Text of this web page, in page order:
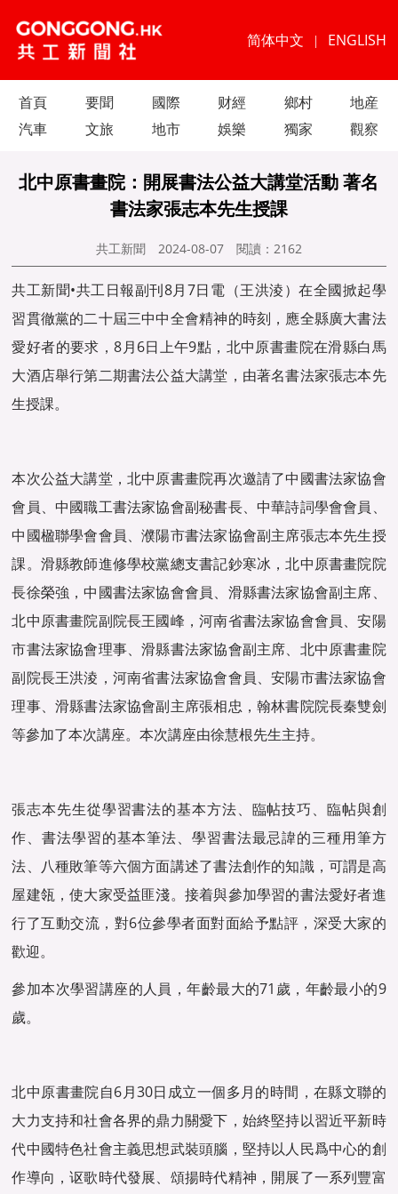
简体中文 | ENGLISH
首頁 要聞 國際 财經 鄉村
地産
汽車
文旅 地市 娛樂 獨家 觀察
北中原書畫院：開展書法公益大講堂活動 著名
書法家張志本先生授課
共工新聞 2024-08-07 閱讀： 2162
共工新聞•共工日報副刊8月7日電（王洪淩）在全國掀起學
習貫徹黨的二十屆三中中全會精神的時刻，應全縣廣大書法
愛好者的要求，8月6日上午9點，北中原書畫院在滑縣白馬
大酒店舉行第二期書法公益大講堂，由著名書法家張志本先
生授課。
本次公益大講堂，北中原書畫院再次邀請了中國書法家協會
會員、中國職工書法家協會副秘書長、中華詩詞學會會員、
中國楹聯學會會員、濮陽市書法家協會副主席張志本先生授
課。滑縣教師進修學校黨總支書記鈔寒冰，北中原書畫院院
長徐榮強，中國書法家協會會員、滑縣書法家協會副主席、
北中原書畫院副院長王國峰，河南省書法家協會會員、安陽
市書法家協會理事、滑縣書法家協會副主席、北中原書畫院
副院長王洪淩，河南省書法家協會會員、安陽市書法家協會
理事、滑縣書法家協會副主席張相忠，翰林書院院長秦雙劍
等參加了本次講座。本次講座由徐慧根先生主持。
張志本先生從學習書法的基本方法、臨帖技巧、臨帖與創
作、書法學習的基本筆法、學習書法最忌諱的三種用筆方
法、八種敗筆等六個方面講述了書法創作的知識，可謂是高
屋建瓴，使大家受益匪淺。接着與參加學習的書法愛好者進
行了互動交流，對6位參學者面對面給予點評，深受大家的
歡迎。
參加本次學習講座的人員，年齡最大的71歲，年齡最小的9
歲。
北中原書畫院自6月30日成立一個多月的時間，在縣文聯的
大力支持和社會各界的鼎力關愛下，始終堅持以習近平新時
代中國特色社會主義思想武裝頭腦，堅持以人民爲中心的創
作導向，讴歌時代發展、頌揚時代精神，開展了一系列豐富